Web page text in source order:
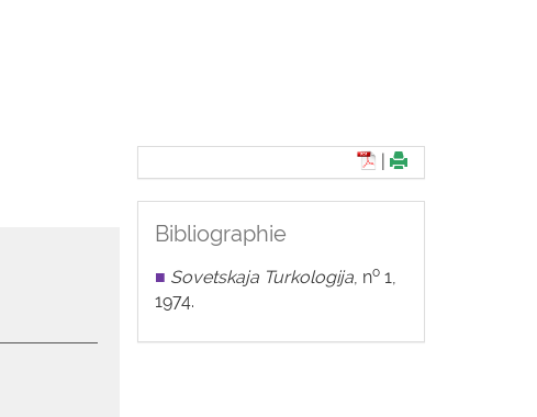
Bibliographie
■ Sovetskaja Turkologija, no1,
1974.